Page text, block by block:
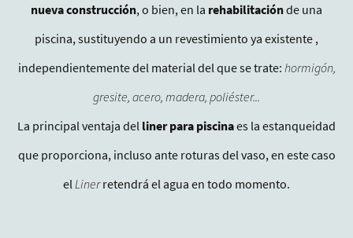
nueva construcción, o bien, en la rehabilitaciónde una
piscina, sustituyendo a un revestimiento ya existente ,
independientemente del material del que se trate: hormigón,
gresite, acero, madera, poliéster...
La principal ventaja del liner para piscinaes la estanqueidad
que proporciona, incluso ante roturas del vaso, en este caso
elLinerretendrá el agua en todo momento.